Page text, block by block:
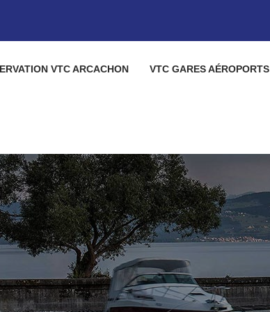
VTC ARCACHON VTC GARES AÉROPORTS